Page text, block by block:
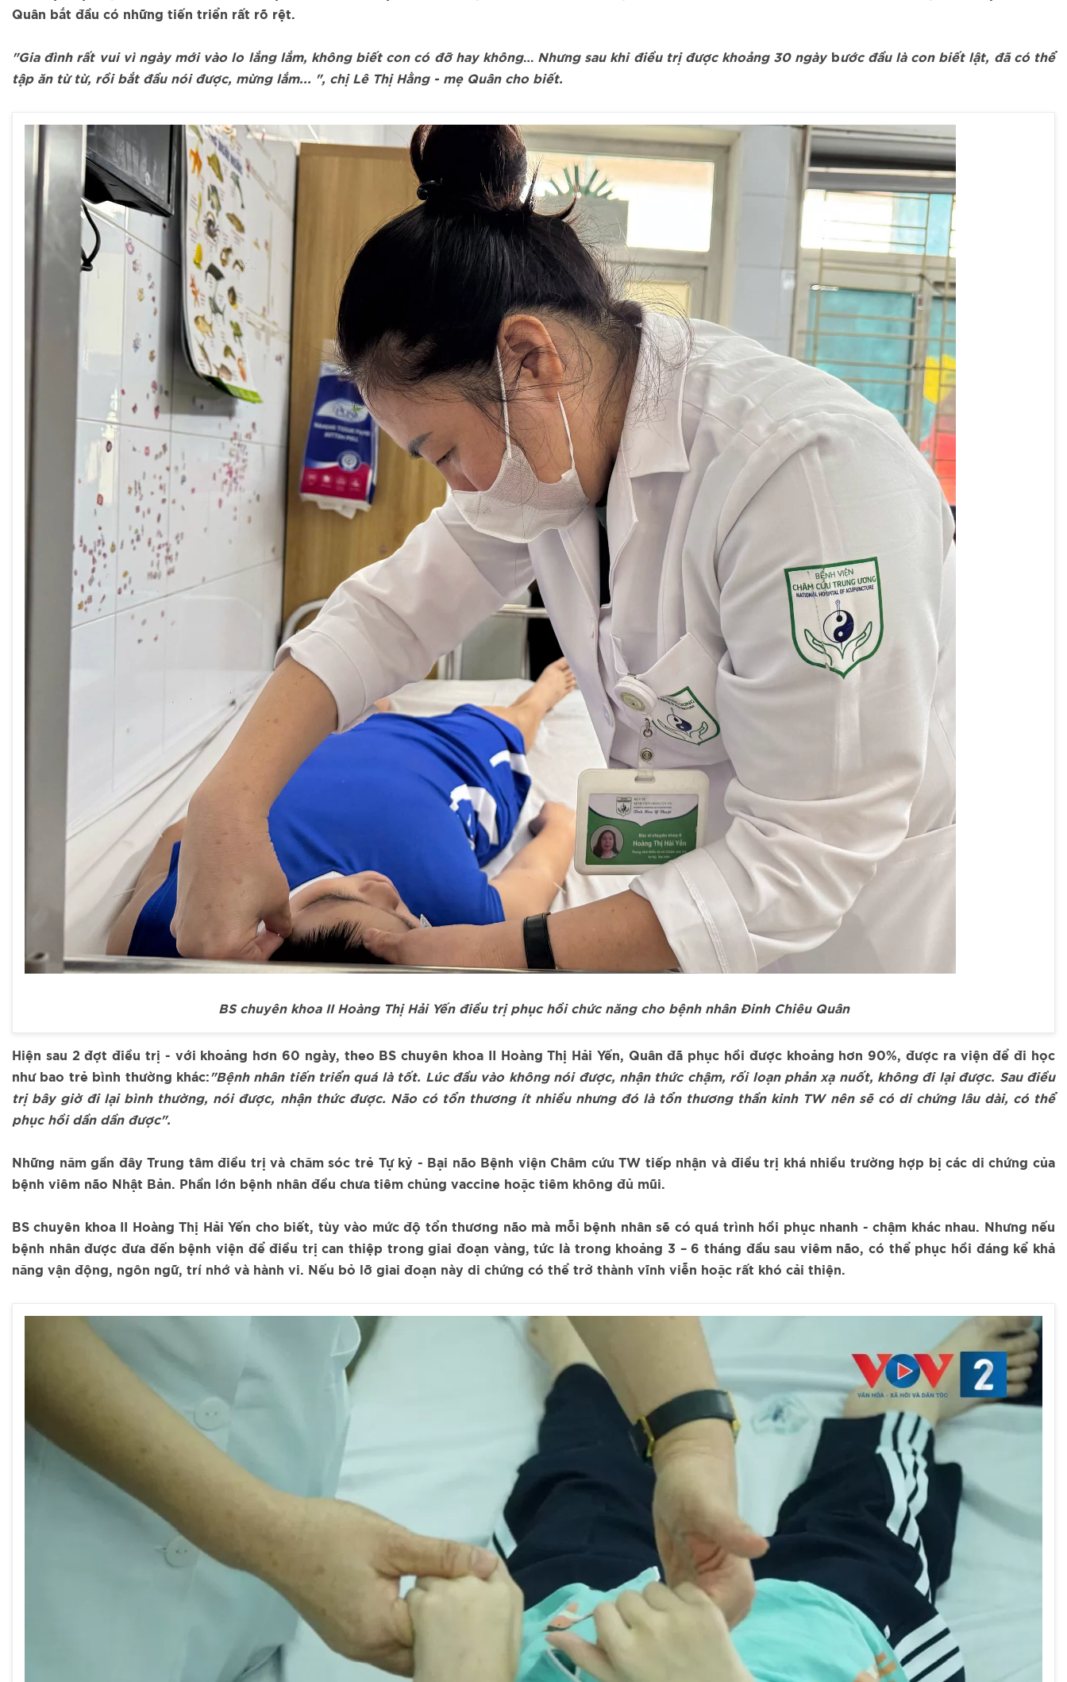
Quân bắt đầu có những tiến triển rất rõ rệt.
"Gia đình rất vui vì ngày mới vào lo lắng lắm, không biết con có đỡ hay không… Nhưng sau khi điều trị được khoảng 30 ngày bước đầu là con biết lật, đã có thể
tập ăn từ từ, rồi bắt đầu nói được, mừng lắm... ", chị Lê Thị Hằng - mẹ Quân cho biết.
BS chuyên khoa II Hoàng Thị Hải Yến điều trị phục hồi chức năng cho bệnh nhân Đinh Chiêu Quân
Hiện sau 2 đợt điều trị - với khoảng hơn 60 ngày, theo BS chuyên khoa II Hoàng Thị Hải Yến, Quân đã phục hồi được khoảng hơn 90%, được ra viện để đi học
như bao trẻ bình thường khác:"Bệnh nhân tiến triển quá là tốt. Lúc đầu vào không nói được, nhận thức chậm, rối loạn phản xạ nuốt, không đi lại được. Sau điều
trị bây giờ đi lại bình thường, nói được, nhận thức được. Não có tổn thương ít nhiều nhưng đó là tổn thương thần kinh TW nên sẽ có di chứng lâu dài, có thể
phục hồi dần dần được".
Những năm gần đây Trung tâm điều trị và chăm sóc trẻ Tự kỷ - Bại não Bệnh viện Châm cứu TW tiếp nhận và điều trị khá nhiều trường hợp bị các di chứng của
bệnh viêm não Nhật Bản. Phần lớn bệnh nhân đều chưa tiêm chủng vaccine hoặc tiêm không đủ mũi.
BS chuyên khoa II Hoàng Thị Hải Yến cho biết, tùy vào mức độ tổn thương não mà mỗi bệnh nhân sẽ có quá trình hồi phục nhanh - chậm khác nhau. Nhưng nếu
bệnh nhân được đưa đến bệnh viện để điều trị can thiệp trong giai đoạn vàng, tức là trong khoảng 3 – 6 tháng đầu sau viêm não, có thể phục hồi đáng kể khả
năng vận động, ngôn ngữ, trí nhớ và hành vi. Nếu bỏ lỡ giai đoạn này di chứng có thể trở thành vĩnh viễn hoặc rất khó cải thiện.